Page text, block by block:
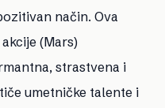
način. Ova
(Mars)
strastvena i
umetničke talente i